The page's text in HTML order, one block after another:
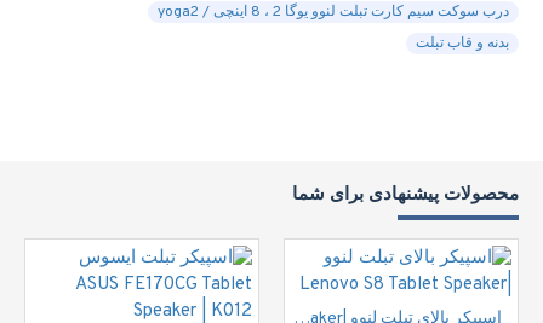
درب سوکت سیم کارت تبلت لنوو یوگا 2 ، 8 اینچی / yoga2
بدنه و قاب تبلت
محصولات پیشنهادی برای شما
اسپیکر بالای تبلت لنوو |Lenovo S8 Tablet Speaker